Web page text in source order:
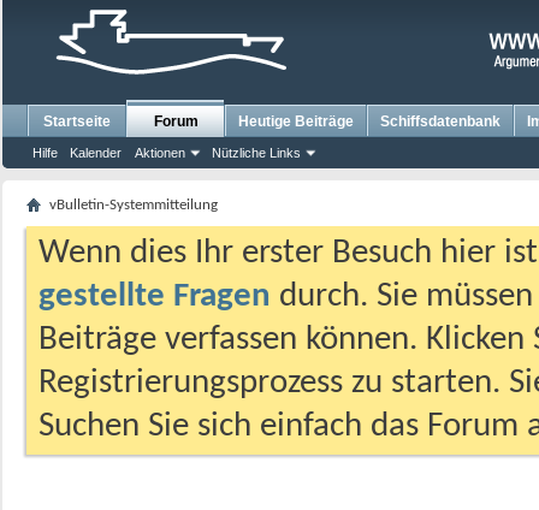
Startseite Forum
Hilfe Kalender Aktionen Nützliche Links
Heutige Beiträge Schiffsdatenbank
vBulletin-Systemmitteilung
Wenn dies Ihr erster Besuch hier
gestellte Fragen durch. Sie
Beiträge verfassen können.
Registrierungsprozess zu starten.
Suchen Sie sich einfach das